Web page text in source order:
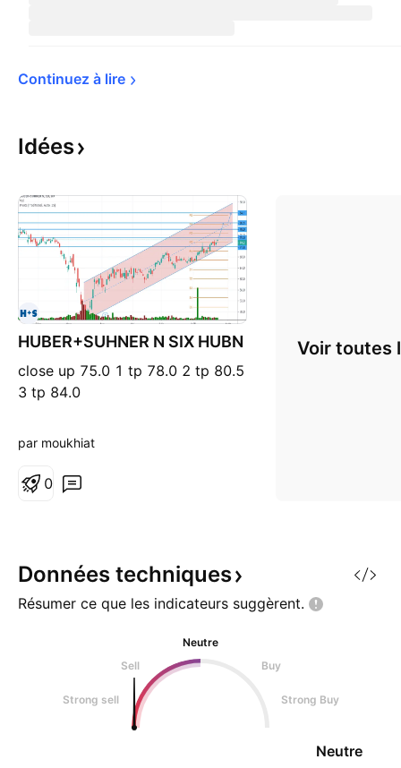
Continuez à lire
Idées
HUBER+SUHNER N SIX HUBN
close up 75.0 1 tp 78.0 2 tp 80.5
3 tp 84.0
par moukhiat
0
Voir toutes
Données techniques
Résumer ce que les indicateurs suggèrent.
Neutre
Sell
Buy
Strong sell Strong Buy
Neutre